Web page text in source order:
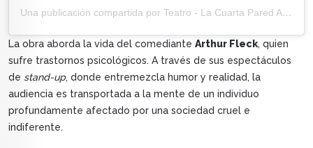
Una publicación compartida por Teatro - La Cuarta Pared Argentina (@lacuartaparedargentina)
La obra aborda la vida del comediante Arthur Fleck, quien
sufre trastornos psicológicos. A través de sus espectáculos
de stand-up, donde entremezcla humor y realidad, la
audiencia es transportada a la mente de un individuo
profundamente afectado por una sociedad cruel e
indiferente.